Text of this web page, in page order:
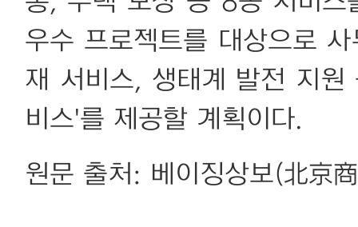
우수 프로젝트를 대상으로
재 서비스, 생태계 발전 지
비스'를 제공할 계획이다.
원문 출처: 베이징상보(北京